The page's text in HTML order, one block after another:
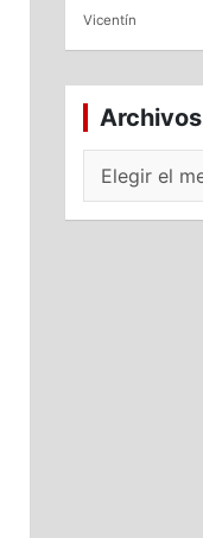
Vicentín
Archivos
Archivos